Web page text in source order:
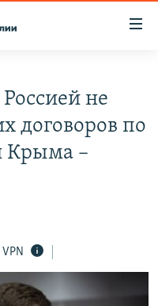
не
договоров по
Крыма –